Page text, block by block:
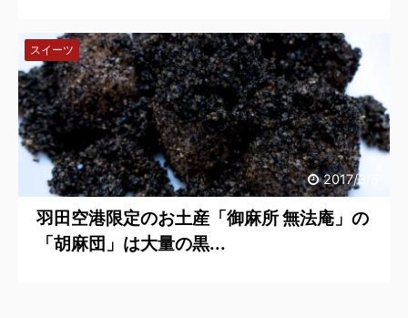
2017/3/6
スイーツ
羽田空港限定のお土産「御麻所 無法庵」の
「胡麻団」は大量の黒...